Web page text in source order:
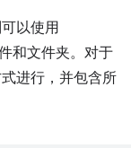
以使用
和文件夹。对于
进行，并包含所